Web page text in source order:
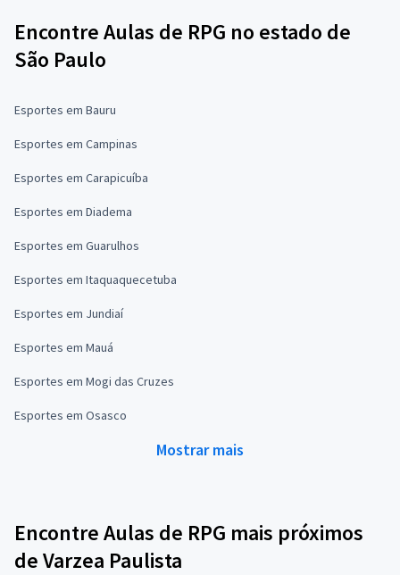
Encontre Aulas de RPG no estado de
São Paulo
Esportes em Bauru
Esportes em Campinas
Esportes em Carapicuíba
Esportes em Diadema
Esportes em Guarulhos
Esportes em Itaquaquecetuba
Esportes em Jundiaí
Esportes em Mauá
Esportes em Mogi das Cruzes
Esportes em Osasco
Mostrar mais
Encontre Aulas de RPG mais próximos
de Varzea Paulista